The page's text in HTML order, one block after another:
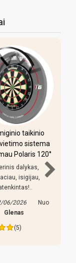
taikinio
sistema
Polaris 120°
dalykas,
isigijau,
06/2026
Nuo
Glenas
(5)